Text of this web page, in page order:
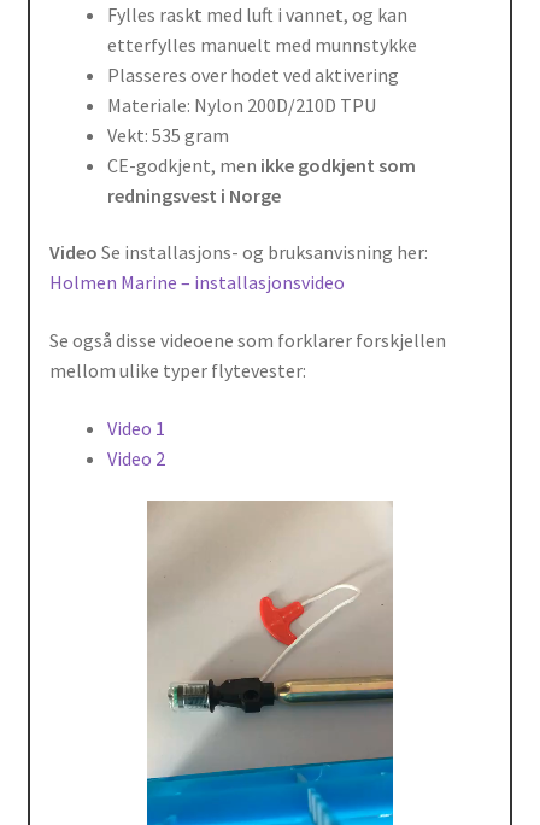
Fylles raskt med luft i vannet, og kan
etterfylles manuelt med munnstykke
Plasseres over hodet ved aktivering
Materiale: Nylon 200D/210D TPU
Vekt: 535 gram
CE-godkjent, men ikke godkjent som
redningsvest i Norge
Video Se installasjons- og bruksanvisning her:
Holmen Marine – installasjonsvideo
Se også disse videoene som forklarer forskjellen
mellom ulike typer flytevester:
Video 1
Video 2